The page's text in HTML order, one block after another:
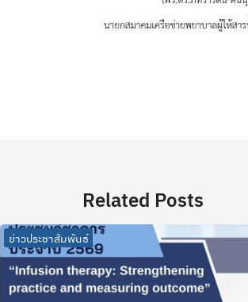
Related Posts
ข่าวประชาสัมพันธ์